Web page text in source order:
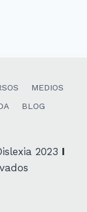
MEDIOS
BLOG
2023 I